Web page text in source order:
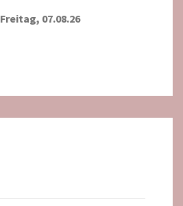
Freitag, 07.08.26